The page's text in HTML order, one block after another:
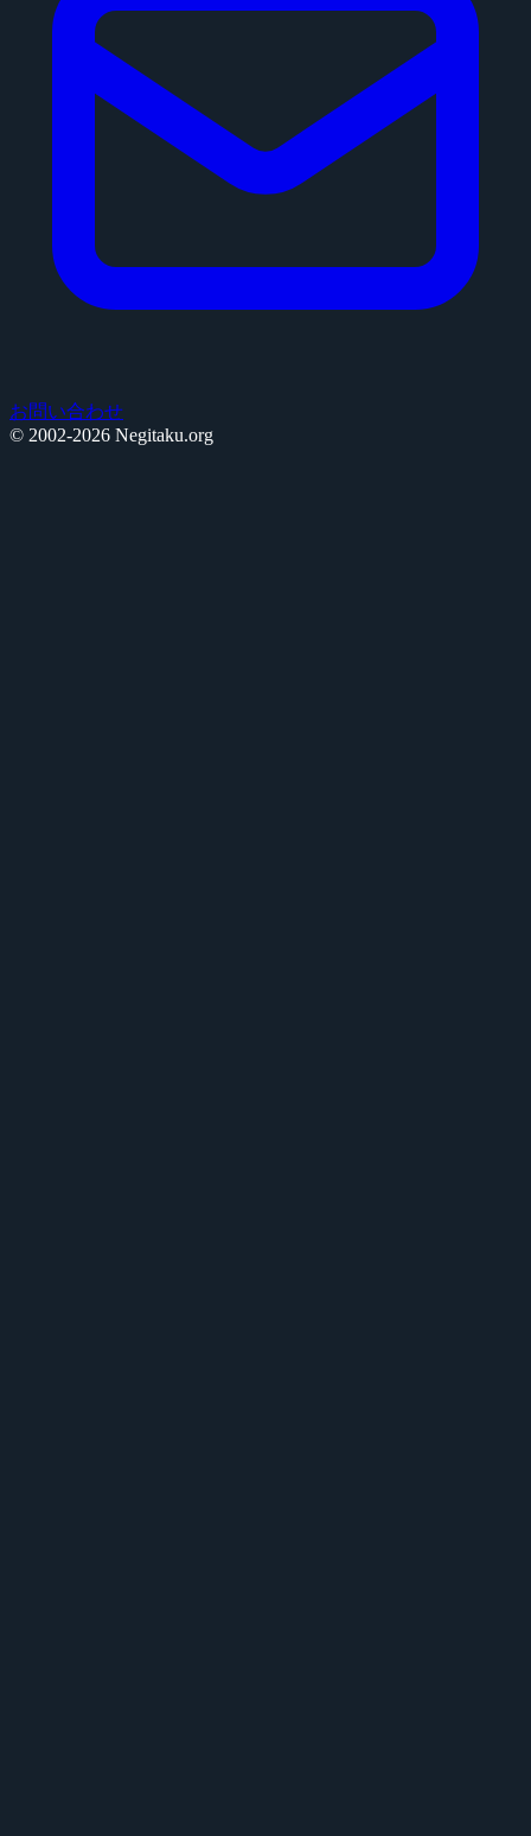
お問い合わせ
© 2002-2026 Negitaku.org